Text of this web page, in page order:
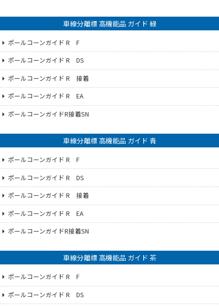
車線分離標 高機能品 ガイド 緑
ポールコーンガイド R F
ポールコーンガイド R DS
ポールコーンガイド R 接着
ポールコーンガイド R EA
ポールコーンガイドR接着SN
車線分離標 高機能品 ガイド 青
ポールコーンガイド R F
ポールコーンガイド R DS
ポールコーンガイド R 接着
ポールコーンガイド R EA
ポールコーンガイドR接着SN
車線分離標 高機能品 ガイド 茶
ポールコーンガイド R F
ポールコーンガイド R DS